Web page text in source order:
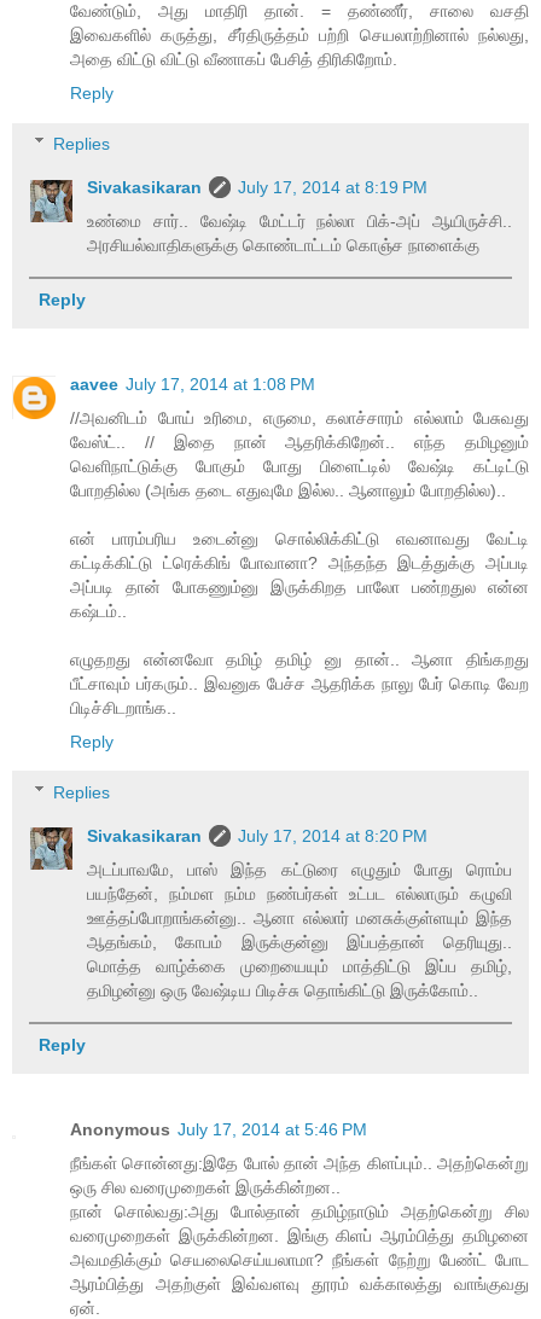
வேண்டும், அது மாதிரி தான். = தண்ணீர், சாலை வசதி
இவைகளில் கருத்து, சீர்திருத்தம் பற்றி செயலாற்றினால் நல்லது,
அதை விட்டு விட்டு வீணாகப் பேசித் திரிகிறோம்.
Reply
Replies
Sivakasikaran
July 17, 2014 at 8:19 PM
உண்மை சார்.. வேஷ்டி மேட்டர் நல்லா பிக்-அப் ஆயிருச்சி..
அரசியல்வாதிகளுக்கு கொண்டாட்டம் கொஞ்ச நாளைக்கு
Reply
aavee July 17, 2014 at 1:08 PM
//அவனிடம் போய் உரிமை, எருமை, கலாச்சாரம் எல்லாம் பேசுவது
வேஸ்ட்.. // இதை நான் ஆதரிக்கிறேன்.. எந்த தமிழனும்
வெளிநாட்டுக்கு போகும் போது பிளைட்டில் வேஷ்டி கட்டிட்டு
போறதில்ல (அங்க தடை எதுவுமே இல்ல.. ஆனாலும் போறதில்ல)..
என் பாரம்பரிய உடைன்னு சொல்லிக்கிட்டு எவனாவது வேட்டி
கட்டிக்கிட்டு ட்ரெக்கிங் போவானா? அந்தந்த இடத்துக்கு அப்படி
அப்படி தான் போகணும்னு இருக்கிறத பாலோ பண்றதுல என்ன
கஷ்டம்..
எழுதறது என்னவோ தமிழ் தமிழ் னு தான்.. ஆனா திங்கறது
பீட்சாவும் பர்கரும்.. இவனுக பேச்ச ஆதரிக்க நாலு பேர் கொடி வேற
பிடிச்சிடறாங்க..
Reply
Replies
Sivakasikaran
July 17, 2014 at 8:20 PM
அடப்பாவமே, பாஸ் இந்த கட்டுரை எழுதும் போது ரொம்ப
பயந்தேன், நம்மள நம்ம நண்பர்கள் உட்பட எல்லாரும் கழுவி
ஊத்தப்போறாங்கன்னு.. ஆனா எல்லார் மனசுக்குள்ளயும் இந்த
ஆதங்கம், கோபம் இருக்குன்னு இப்பத்தான் தெரியுது..
மொத்த வாழ்க்கை முறையையும் மாத்திட்டு இப்ப தமிழ்,
தமிழன்னு ஒரு வேஷ்டிய பிடிச்சு தொங்கிட்டு இருக்கோம்..
Reply
Anonymous July 17, 2014 at 5:46 PM
நீங்கள் சொன்னது:இதே போல் தான் அந்த கிளப்பும்.. அதற்கென்று
ஒரு சில வரைமுறைகள் இருக்கின்றன..
நான் சொல்வது:அது போல்தான் தமிழ்நாடும் அதற்கென்று சில
வரைமுறைகள் இருக்கின்றன. இங்கு கிளப் ஆரம்பித்து தமிழனை
அவமதிக்கும் செயலைசெய்யலாமா? நீங்கள் நேற்று பேண்ட் போட
ஆரம்பித்து அதற்குள் இவ்வளவு தூரம் வக்காலத்து வாங்குவது
ஏன்.